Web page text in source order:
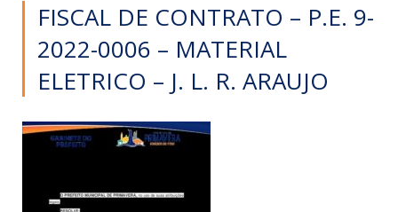
FISCAL DE CONTRATO – P.E. 9-
2022-0006 – MATERIAL
ELETRICO – J. L. R. ARAUJO